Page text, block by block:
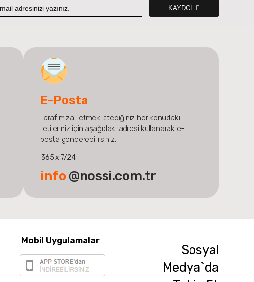
KAYDOL
E-Posta
Tarafımıza iletmek istediğiniz her konudaki
iletileriniz için aşağıdaki adresi kullanarak e-
posta gönderebilirsiniz.
365 x 7/24
info @nossi.com.tr
Mobil Uygulamalar
Sosyal
Medya`da